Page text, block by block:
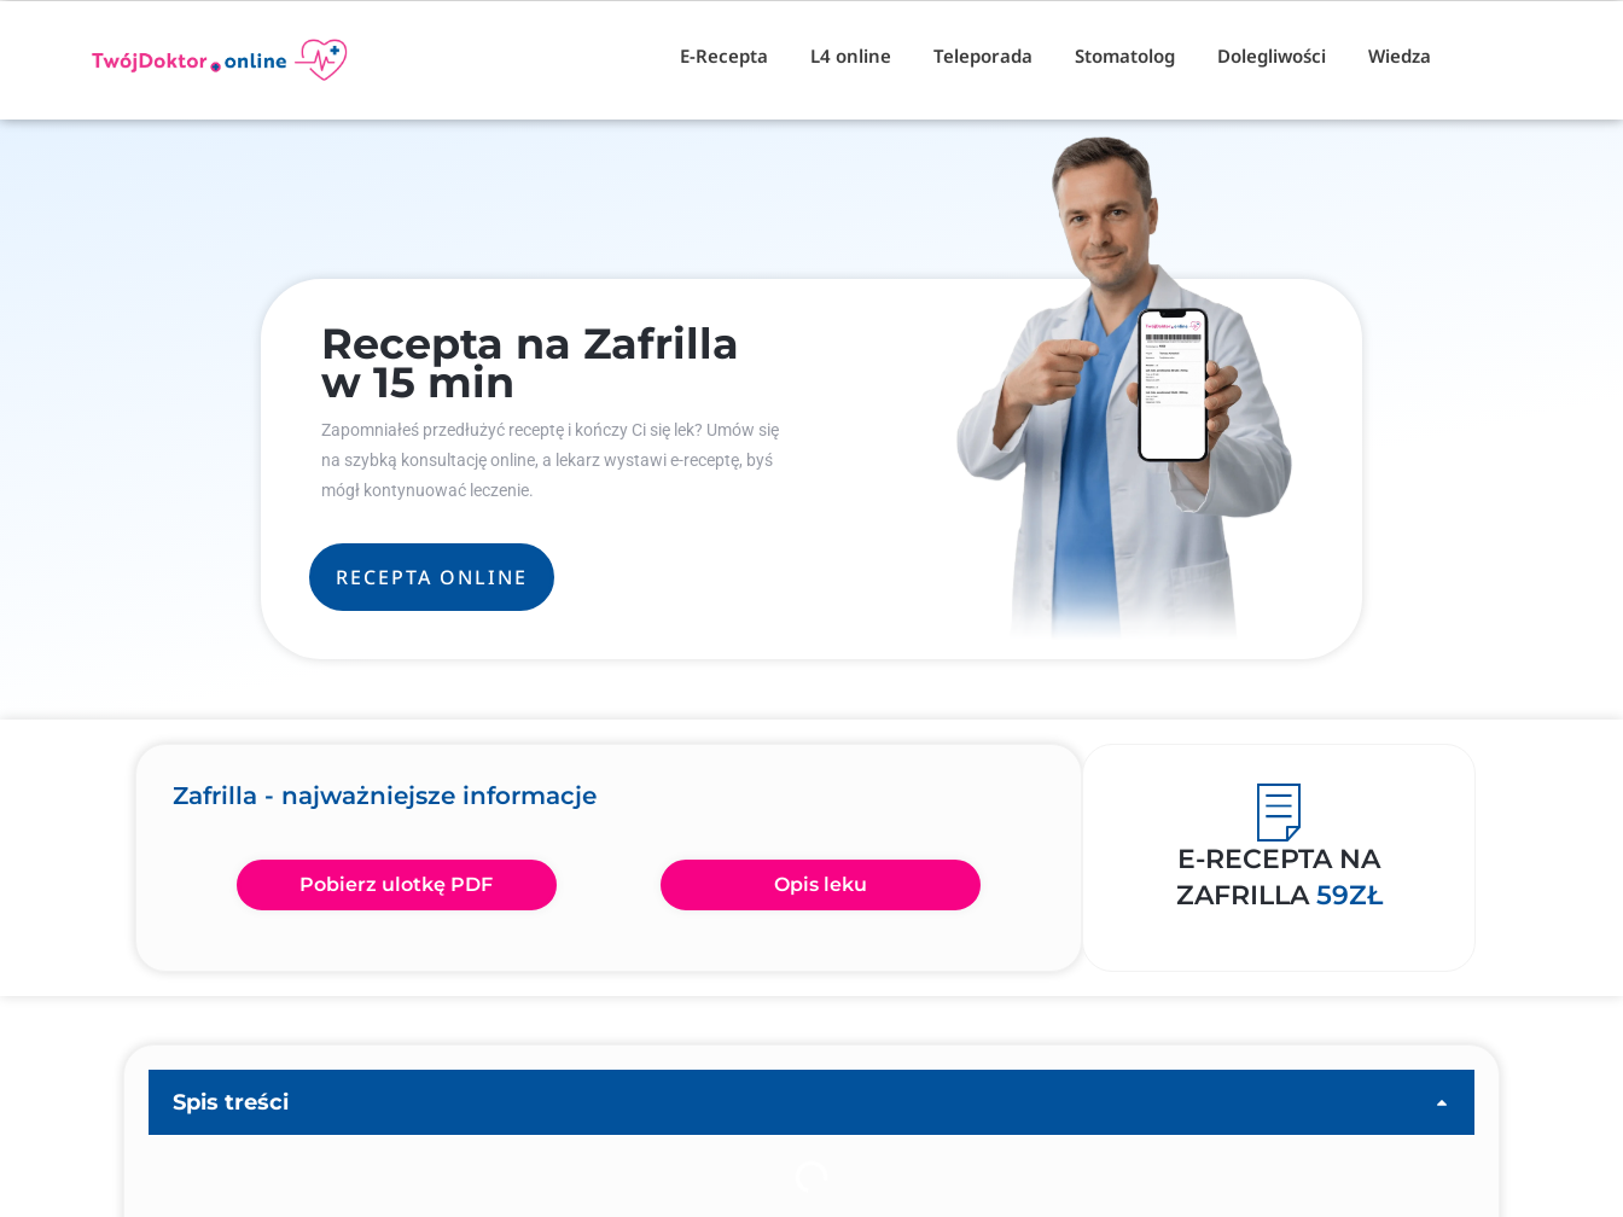
E-Recepta L4 online Teleporada Stomatolog Dolegliwości Wiedza
Recepta na Zafrilla
w 15 min
Zapomniałeś przedłużyć receptę i kończy Ci się lek? Umów się
na szybką konsultację online, a lekarz wystawi e-receptę, byś
mógł kontynuować leczenie.
RECEPTA ONLINE
Zafrilla - najważniejsze informacje
Pobierz ulotkę PDF Opis leku
E-RECEPTA NA
ZAFRILLA59ZŁ
Spis treści